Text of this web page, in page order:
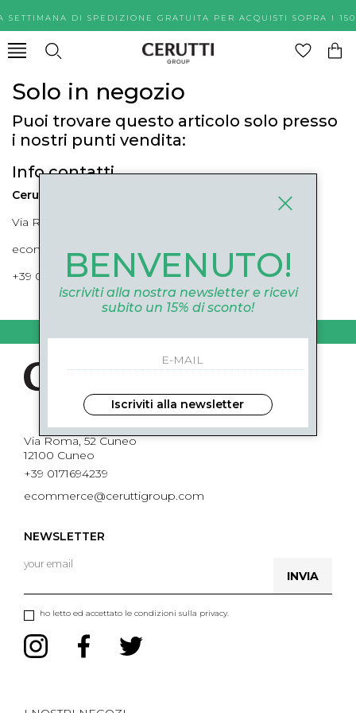
SETTIMANA DI SPEDIZIONE GRATUITA PER ACQUISTI
Solo in negozio
Puoi trovare questo articolo solo presso
i nostri punti vendita:
Info contatti
Cerutti Boutique
Via Roma, 52 Cuneo 12100 Cuneo
ecommerce@ceruttigroup.com
+39 0171694239
Via Roma, 52 Cuneo
12100 Cuneo
+39 0171694239
ecommerce@ceruttigroup.com
NEWSLETTER
ho letto ed accettato le condizioni sulla privacy.
INVIA
BENVENUTO!
iscriviti alla nostra newsletter e ricevi
subito un 15% di sconto!
Iscriviti alla newsletter